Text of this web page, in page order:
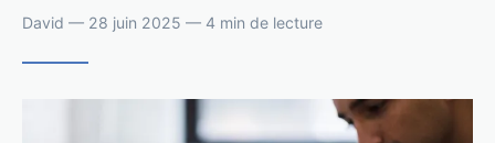
David — 28 juin 2025 — 4 min de lecture